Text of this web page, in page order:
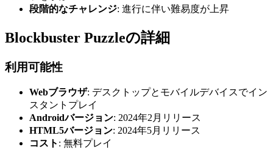
段階的なチャレンジ: 進行に伴い難易度が上昇
Blockbuster Puzzleの詳細
利用可能性
Webブラウザ: デスクトップとモバイルデバイスでイン
スタントプレイ
Androidバージョン: 2024年2月リリース
HTML5バージョン: 2024年5月リリース
コスト : 無料プレイ